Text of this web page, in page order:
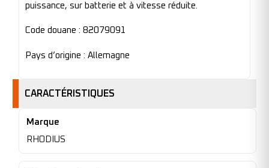
puissance, sur batterie et à vitesse réduite.
Code douane : 82079091
Pays d’origine : Allemagne
CARACTÉRISTIQUES
Marque
RHODIUS